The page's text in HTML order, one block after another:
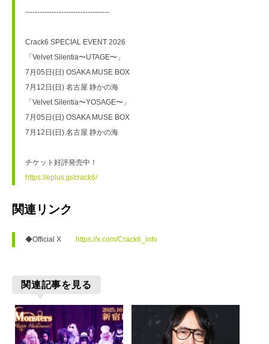
-----------------------------------
Crack6 SPECIAL EVENT 2026
「Velvet Silentia〜UTAGE〜」
7月05日(日) OSAKA MUSE BOX
7月12日(日) 名古屋 静かの海
「Velvet Silentia〜YOSAGE〜」
7月05日(日) OSAKA MUSE BOX
7月12日(日) 名古屋 静かの海
チケット好評発売中！
https://eplus.jp/crack6/
関連リンク
◆Official X https://x.com/Crack6_info
関連記事を見る